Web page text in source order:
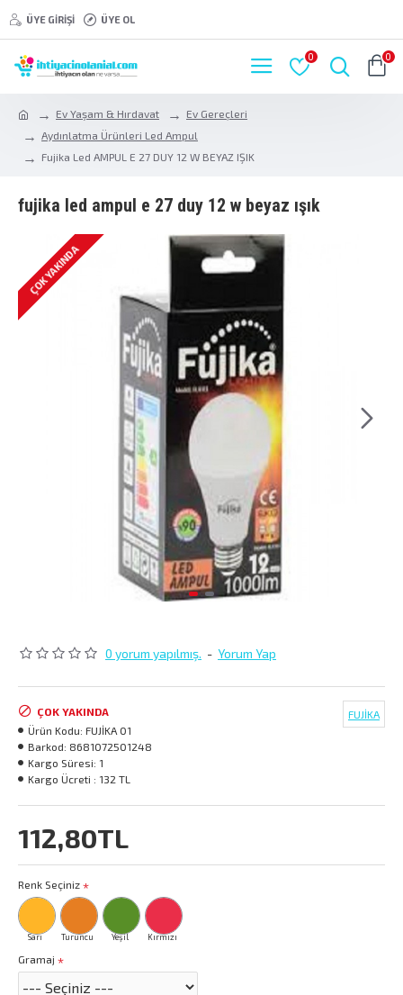
ÜYE GIRIŞI ÜYE OL
0 0
Ev Yaşam & Hırdavat
Ev Gereçleri
Aydınlatma Ürünleri Led Ampul
Fujika Led AMPUL E 27 DUY 12 W BEYAZ IŞIK
fujika led ampul e 27 duy 12 w beyaz işik
ÇOK YAKINDA
0 yorum yapılmış. - Yorum Yap
112,80TL
ÇOK YAKINDA
Ürün Kodu: FUJİKA 01
Barkod: 8681072501248
Kargo Süresi: 1
Kargo Ücreti : 132 TL
FUJİKA
Renk Seçiniz
Sarı Turuncu Yeşil Kırmızı
Gramaj